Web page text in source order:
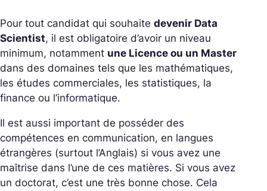
Pour tout candidat qui souhaite devenir Data
Scientist, il est obligatoire d’avoir un niveau
minimum, notamment une Licence ou un Master
dans des domaines tels que les mathématiques,
les études commerciales, les statistiques, la
finance ou l’informatique.
Il est aussi important de posséder des
compétences en communication, en langues
étrangères (surtout l’Anglais) si vous avez une
maîtrise dans l’une de ces matières. Si vous avez
un doctorat, c’est une très bonne chose. Cela